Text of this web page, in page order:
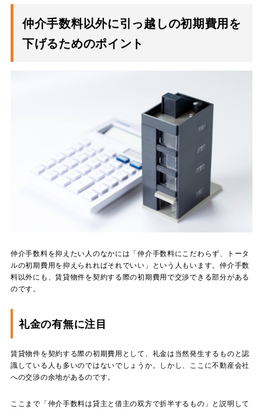
仲介手数料以外に引っ越しの初期費用を
下げるためのポイント
仲介手数料を抑えたい人のなかには「仲介手数料にこだわらず、トータ
ルの初期費用を抑えられればそれでいい」という人もいます。仲介手数
料以外にも、賃貸物件を契約する際の初期費用で交渉できる部分がある
のです。
礼金の有無に注目
賃貸物件を契約する際の初期費用として、礼金は当然発生するものと認
識している人も多いのではないでしょうか。しかし、ここに不動産会社
への交渉の余地があるのです。
ここまで「仲介手数料は貸主と借主の双方で折半するもの」と説明して